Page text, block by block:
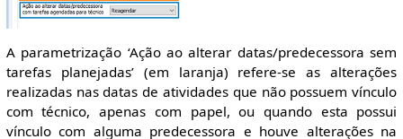
A parametrização ‘Ação ao alterar datas/predecessora sem
tarefas planejadas’ (em laranja) refere-se as alterações
realizadas nas datas de atividades que não possuem vínculo
com técnico, apenas com papel, ou quando esta possui
vínculo com alguma predecessora e houve alterações na